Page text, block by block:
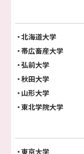
北海道大学
帯広畜産大学
弘前大学
秋田大学
山形大学
東北学院大学
東京大学